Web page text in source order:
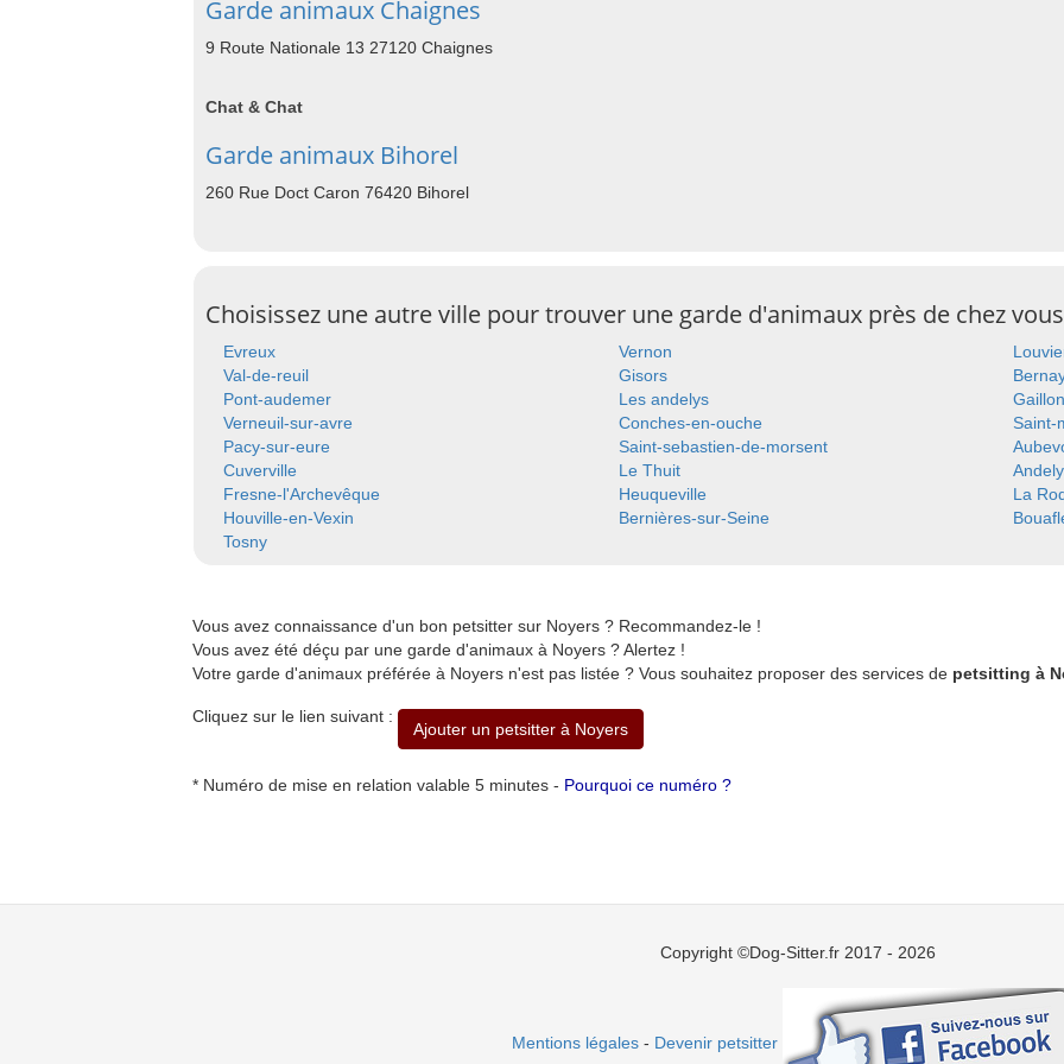
Garde animaux Chaignes
9 Route Nationale 13 27120 Chaignes
Chat & Chat
Garde animaux Bihorel
260 Rue Doct Caron 76420 Bihorel
Choisissez une autre ville pour trouver une garde d'animaux près de chez vous
Evreux Vernon
Val-de-reuil
Gisors
Pont-audemer
Les andelys
Gaillon
Verneuil-sur-avre
Conches-en-ouche
Saint-
Pacy-sur-eure
Saint-sebastien-de-morsent
Cuverville
Le Thuit
Fresne-l'Archevêque
Heuqueville
La
Houville-en-Vexin
Bernières-sur-Seine
Tosny
Vous avez connaissance d'un bon petsitter sur Noyers ? Recommandez-le !
Vous avez été déçu par une garde d'animaux à Noyers ? Alertez !
Votre garde d'animaux préférée à Noyers n'est pas listée ? Vous souhaitez proposer des services de petsitting à
Cliquez sur le lien suivant :
Ajouter un petsitter à Noyers
* Numéro de mise en relation valable 5 minutes - Pourquoi ce numéro ?
Copyright ©Dog-Sitter.fr 2017 - 2026
Mentions légales- Devenir petsitter